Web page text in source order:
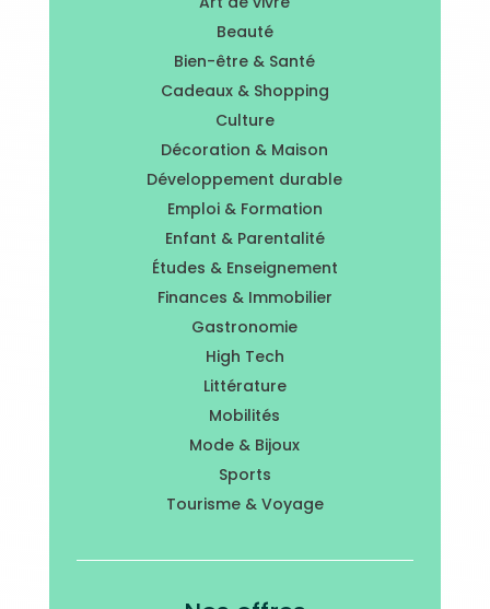
Beauté
Bien-être & Santé
Cadeaux & Shopping
Culture
Décoration & Maison
Développement durable
Emploi & Formation
Enfant & Parentalité
Études & Enseignement
Finances & Immobilier
Gastronomie
High Tech
Littérature
Mobilités
Mode & Bijoux
Sports
Tourisme & Voyage